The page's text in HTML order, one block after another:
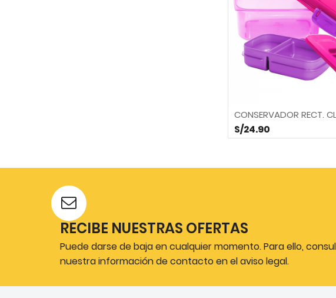
CONSERVADOR RECT.
S/24.90
RECIBE NUESTRAS OFERTAS
Puede darse de baja en cualquier momento. Para ello,
nuestra información de contacto en el aviso legal.